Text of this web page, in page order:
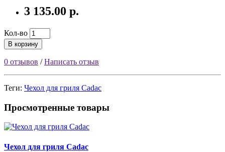
3 135.00 р.
Кол-во
В корзину
0 отзывов /Написать отзыв
Теги: Чехол для гриля Cadac
Просмотренные товары
Чехол для гриля Cadac